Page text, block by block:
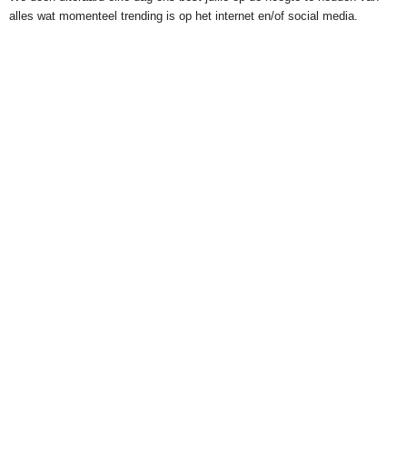
alles wat momenteel trending is op het internet en/of social media.